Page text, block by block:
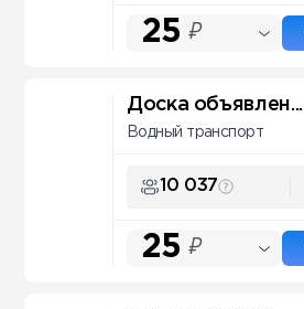
25 ₽
Доска объявлен...
Водный транспорт
10 037
25 ₽